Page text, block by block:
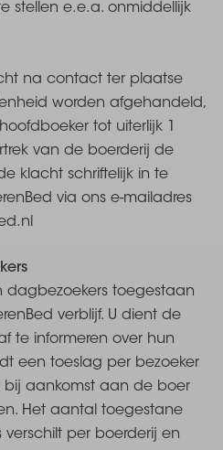
stellen e.e.a. onmiddellijk
na contact ter plaatse
worden afgehandeld,
tot uiterlijk 1
van de boerderij de
klacht schriftelijk in te
via ons e-mailadres
dagbezoekers toegestaan
verblijf. U dient de
te informeren over hun
een toeslag per bezoeker
aankomst aan de boer
Het aantal toegestane
verschilt per boerderij en